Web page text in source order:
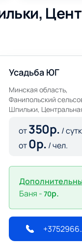
Усадьба ЮГ
Минская область,
Фанипольский
Шпильки,
от350р. /
от0р. / чел.
Баня -70р.